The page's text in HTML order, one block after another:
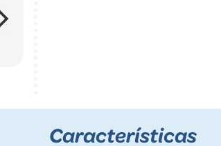
Características